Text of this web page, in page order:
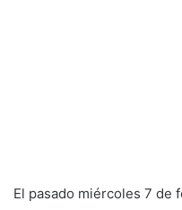
El pasado miércoles 7 de